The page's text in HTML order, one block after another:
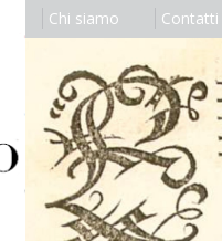
Chi siamo Contatti